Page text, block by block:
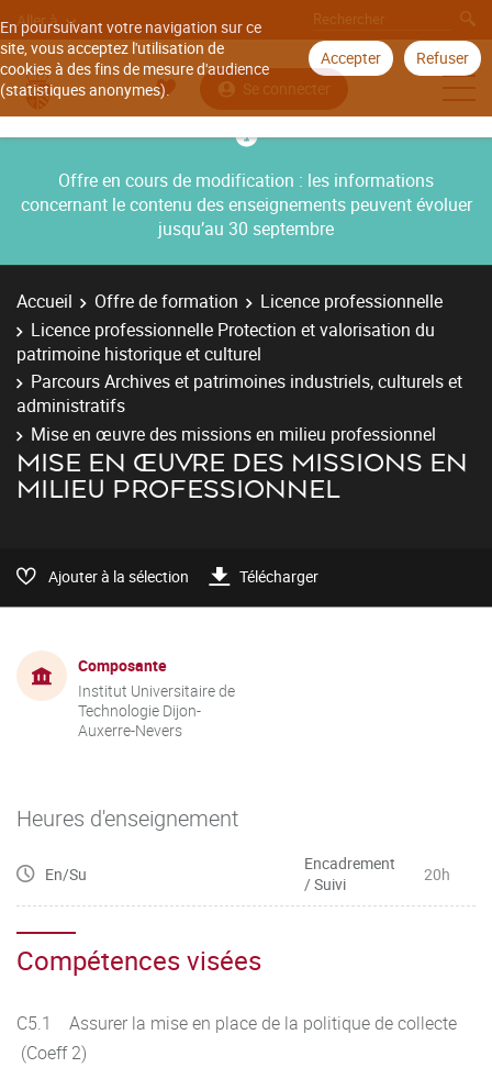
En poursuivant votre navigation sur ce
site, vous acceptez l'utilisation de
cookies à des fins de mesure d'audience
(statistiques anonymes).
Accepter Refuser
Aller à
Se connecter
Offre en cours de modification : les informations
concernant le contenu des enseignements peuvent évoluer
jusqu’au 30 septembre
Accueil Offre de formation
Licence professionnelle
Licence professionnelle Protection et valorisation du
patrimoine historique et culturel
Parcours Archives et patrimoines industriels, culturels et
administratifs
Mise en œuvre des missions en milieu professionnel
MISE EN ŒUVRE DES MISSIONS EN
MILIEU PROFESSIONNEL
Ajouter à la sélection Télécharger
Composante
Institut Universitaire de
Technologie Dijon-
Auxerre-Nevers
Heures d'enseignement
En/Su
Encadrement
/ Suivi
20h
Compétences visées
C5.1 Assurer la mise en place de la politique de collecte
(Coeff 2)